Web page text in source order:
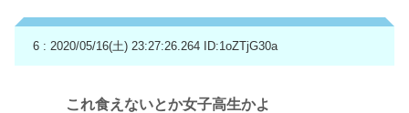
6 : 2020/05/16(土) 23:27:26.264 ID:1oZTjG30a
これ食えないとか女子高生かよ